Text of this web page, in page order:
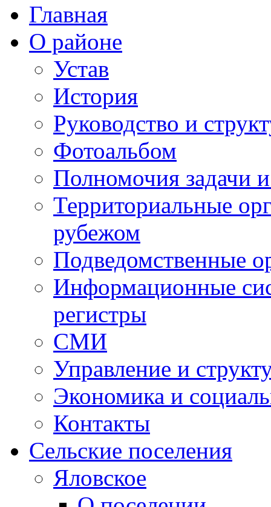
Главная
О районе
Устав
История
Руководство и
Фотоальбом
Полномочия задачи
Территориальные
рубежом
Подведомственные
Информационные
регистры
СМИ
Управление и
Экономика и
Контакты
Сельские поселения
Яловское